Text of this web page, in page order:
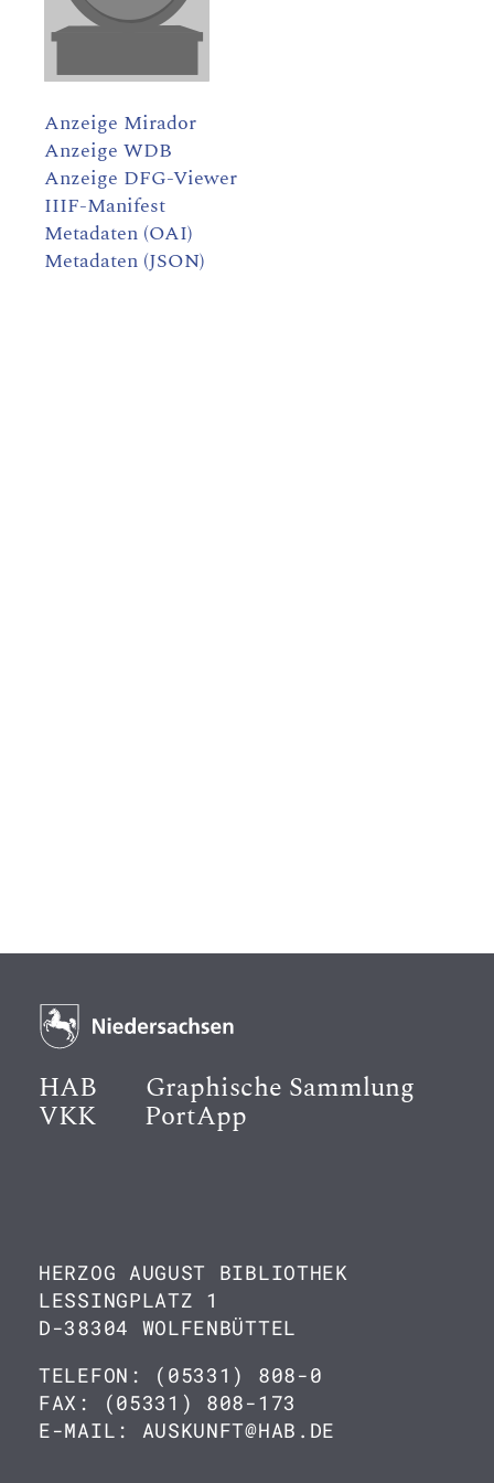
Anzeige Mirador
Anzeige WDB
Anzeige DFG-Viewer
IIIF-Manifest
Metadaten (OAI)
Metadaten (JSON)
HAB Graphische Sammlung
VKK PortApp
HERZOG AUGUST BIBLIOTHEK
LESSINGPLATZ 1
D-38304 WOLFENBÜTTEL
TELEFON: (05331) 808-0
FAX: (05331) 808-173
E-MAIL: AUSKUNFT@HAB.DE